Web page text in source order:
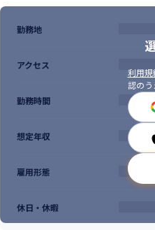
利用規
認のう
勤務地
アクセス
勤務時間
想定年収
雇用形態
休日・休暇